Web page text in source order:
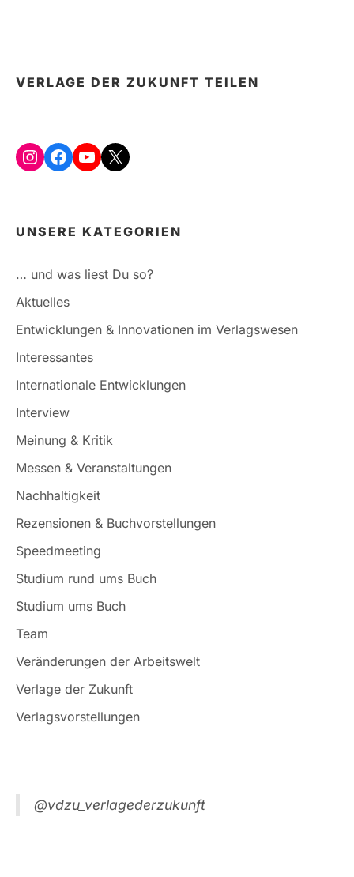
VERLAGE DER ZUKUNFT TEILEN
Instagram
Facebook
YouTube
X
UNSERE KATEGORIEN
… und was liest Du so?
Aktuelles
Entwicklungen & Innovationen im Verlagswesen
Interessantes
Internationale Entwicklungen
Interview
Meinung & Kritik
Messen & Veranstaltungen
Nachhaltigkeit
Rezensionen & Buchvorstellungen
Speedmeeting
Studium rund ums Buch
Studium ums Buch
Team
Veränderungen der Arbeitswelt
Verlage der Zukunft
Verlagsvorstellungen
@vdzu_verlagederzukunft